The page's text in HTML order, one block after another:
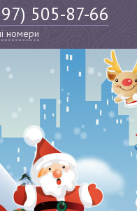
505-87-66
номери